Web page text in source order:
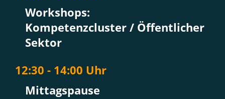
Workshops:
Kompetenzcluster / Öffentlicher
Sektor
12:30 - 14:00 Uhr
Mittagspause